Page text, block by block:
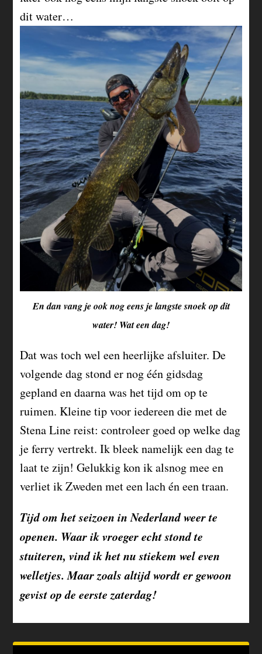
dit water…
En dan vang je ook nog eens je langste snoek op dit
water! Wat een dag!
Dat was toch wel een heerlijke afsluiter. De
volgende dag stond er nog één gidsdag
gepland en daarna was het tijd om op te
ruimen. Kleine tip voor iedereen die met de
Stena Line reist: controleer goed op welke dag
je ferry vertrekt. Ik bleek namelijk een dag te
laat te zijn! Gelukkig kon ik alsnog mee en
verliet ik Zweden met een lach én een traan.
Tijd om het seizoen in Nederland weer te
openen. Waar ik vroeger echt stond te
stuiteren, vind ik het nu stiekem wel even
welletjes. Maar zoals altijd wordt er gewoon
gevist op de eerste zaterdag!